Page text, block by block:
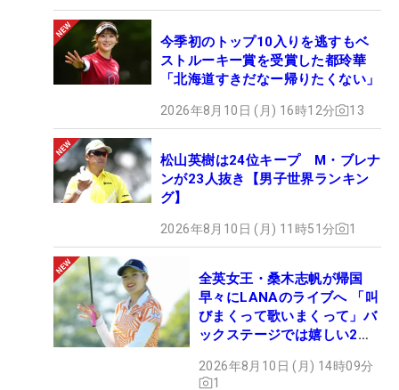
今季初のトップ10入りを逃すもベ
ストルーキー賞を受賞した都玲華
「北海道すきだなー帰りたくない」
2026年8月10日 (月) 16時12分 13
松山英樹は24位キープ M・ブレナ
ンが23人抜き【男子世界ランキン
グ】
2026年8月10日 (月) 11時51分 1
全英女王・桑木志帆が帰国
早々にLANAのライブへ 「叫
びまくって歌いまくって」バ
ックステージでは嬉しい2シ
2026年8月10日 (月) 14時09分
1